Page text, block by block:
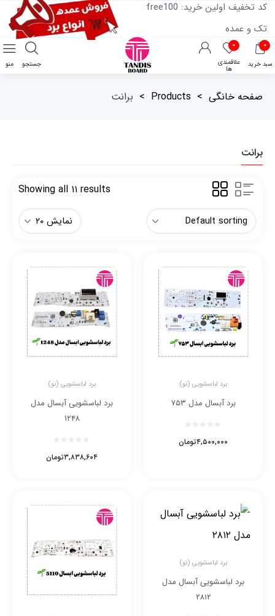
کد تخفیف اولین خرید: free100
تک و عمده
۰
سبد خرید
۰
علاقمندی
ها
منو جستجو
صفحه خانگی >
Products
> برانت
برانت
Showing all ۱۱ results
برد لباسشویی (نو)
برد آبسال مدل ۷۵۳
تومان۴,۵۰۰,۰۰۰
برد لباسشویی (نو)
برد لباسشویی آبسال مدل
۱۲۴۸
تومان۳,۸۳۸,۶۰۴
برد لباسشویی (نو)
برد لباسشویی آبسال مدل
۲۸۱۲